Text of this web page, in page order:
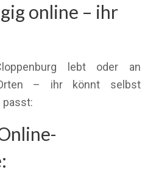
online – ihr
lebt oder an
Orten – ihr könnt selbst
passt: